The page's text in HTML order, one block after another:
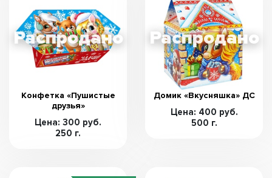
Конфетка «Пушистые
друзья»
Цена: 300 руб.
250 г.
Домик «Вкусняшка» ДС
Цена: 400 руб.
500 г.